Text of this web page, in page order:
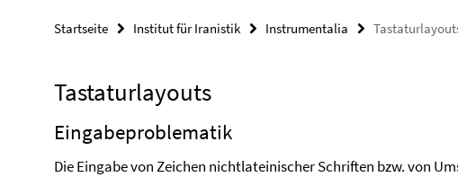
Startseite Institut für Iranistik Instrumentalia
Tastaturlayouts
Eingabeproblematik
Die Eingabe von Zeichen nichtlateinischer Schriften bzw. von